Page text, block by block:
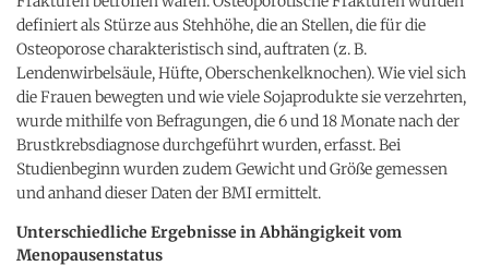
definiert als Stürze aus Stehhöhe, die an Stellen, die für die
Osteoporose charakteristisch sind, auftraten (z. B.
Lendenwirbelsäule, Hüfte, Oberschenkelknochen). Wie viel sich
die Frauen bewegten und wie viele Sojaprodukte sie verzehrten,
wurde mithilfe von Befragungen, die 6 und 18 Monate nach der
Brustkrebsdiagnose durchgeführt wurden, erfasst. Bei
Studienbeginn wurden zudem Gewicht und Größe gemessen
und anhand dieser Daten der BMI ermittelt.
Unterschiedliche Ergebnisse in Abhängigkeit vom
Menopausenstatus